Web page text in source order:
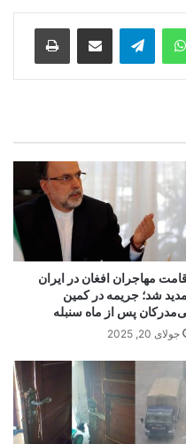
WhatsApp
Telegram
Share via Email
Print
مهاجران افغان در ایران
شد؛ جریمه در کمین
پس از ماه سنبله
جولای 20, 2025